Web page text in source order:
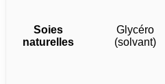
Soies
naturelles
Glycéro
(solvant)